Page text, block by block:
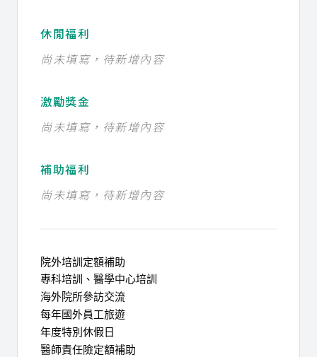
休閒福利
尚未填寫，待新增內容
激勵獎金
尚未填寫，待新增內容
補助福利
尚未填寫，待新增內容
院外培訓定額補助
專科培訓、醫學中心培訓
海外院所參訪交流
每年國外員工旅遊
年度特別休假日
醫師責任險定額補助